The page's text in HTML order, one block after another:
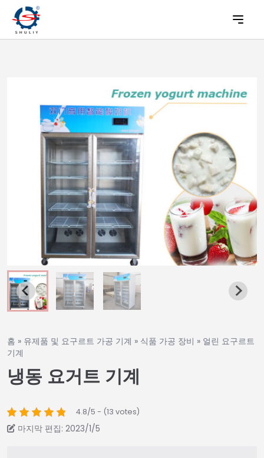
홈 » 유제품 및 요구르트 가공 기계 » 식품 가공 장비 » 얼린 요구르트
기계
냉동 요거트 기계
4.8/5 - (13 votes)
마지막 편집: 2023/1/5